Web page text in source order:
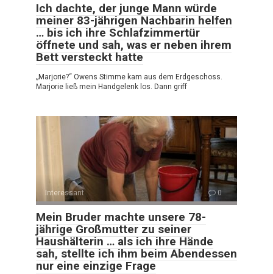
Ich dachte, der junge Mann würde
meiner 83-jährigen Nachbarin helfen
… bis ich ihre Schlafzimmertür
öffnete und sah, was er neben ihrem
Bett versteckt hatte
„Marjorie?“ Owens Stimme kam aus dem Erdgeschoss.
Marjorie ließ mein Handgelenk los. Dann griff
Interessant 0
Mein Bruder machte unsere 78-
jährige Großmutter zu seiner
Haushälterin … als ich ihre Hände
sah, stellte ich ihm beim Abendessen
nur eine einzige Frage